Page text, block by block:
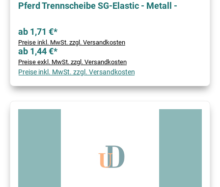
Pferd Trennscheibe SG-Elastic - Metall -
ab 1,71 €*
Preise inkl. MwSt. zzgl. Versandkosten
ab 1,44 €*
Preise exkl. MwSt. zzgl. Versandkosten
Preise inkl. MwSt. zzgl. Versandkosten